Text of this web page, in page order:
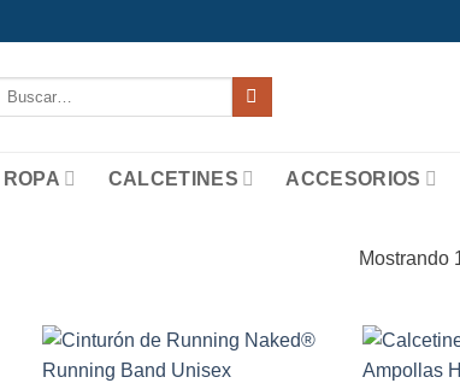
Buscar
ROPA CALCETINES ACCESORIOS
Mostrando